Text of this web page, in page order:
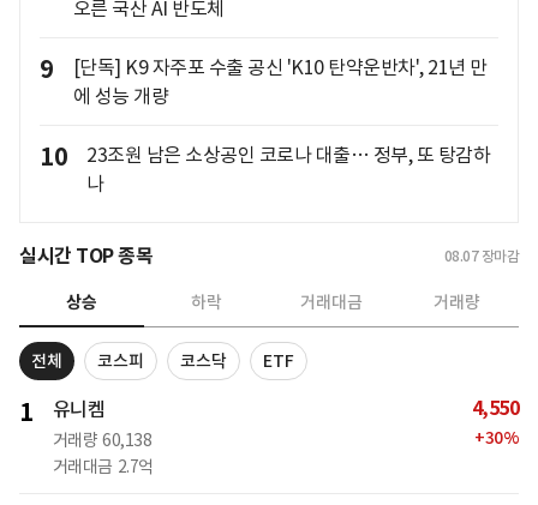
오른 국산 AI 반도체
9
[단독] K9 자주포 수출 공신 'K10 탄약운반차', 21년 만
에 성능 개량
10
23조원 남은 소상공인 코로나 대출… 정부, 또 탕감하
나
실시간 TOP 종목 08.07 장마감
상승 하락 거래대금 거래량
전체 코스피 코스닥 ETF
1 유니켐
거래량 60,138
거래대금 2.7억
4,550
+30%